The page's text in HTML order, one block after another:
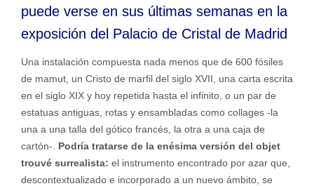
puede verse en sus últimas semanas en la
exposición del Palacio de Cristal de Madrid
Una instalación compuesta nada menos que de 600 fósiles
de mamut, un Cristo de marfil del siglo XVII, una carta escrita
en el siglo XIX y hoy repetida hasta el infinito, o un par de
estatuas antiguas, rotas y ensambladas como collages -la
una a una talla del gótico francés, la otra a una caja de
cartón-. Podría tratarse de la enésima versión del objet
trouvé surrealista: el instrumento encontrado por azar que,
descontextualizado e incorporado a un nuevo ámbito, se